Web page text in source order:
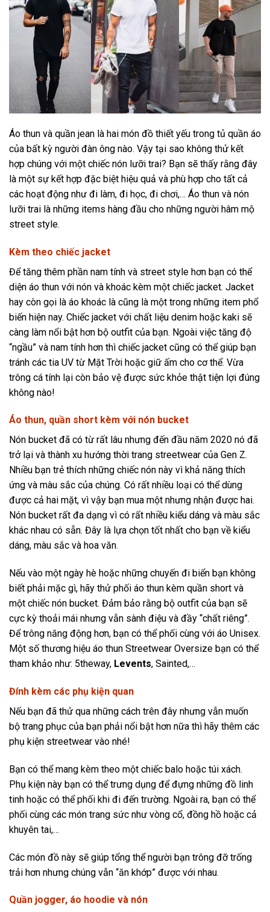
Áo thun và quần jean là hai món đồ thiết yếu trong tủ quần áo
của bất kỳ người đàn ông nào. Vậy tại sao không thử kết
hợp chúng với một chiếc nón lưỡi trai? Bạn sẽ thấy rằng đây
là một sự kết hợp đặc biệt hiệu quả và phù hợp cho tất cả
các hoạt động như đi làm, đi học, đi chơi,… Áo thun và nón
lưỡi trai là những items hàng đầu cho những người hâm mộ
street style.
Kèm theo chiếc jacket
Để tăng thêm phần nam tính và street style hơn bạn có thể
diện áo thun với nón và khoác kèm một chiếc jacket. Jacket
hay còn gọi là áo khoác là cũng là một trong những item phổ
biến hiện nay. Chiếc jacket với chất liệu denim hoặc kaki sẽ
càng làm nổi bật hơn bộ outfit của bạn. Ngoài việc tăng độ
“ngầu” và nam tính hơn thì chiếc jacket cũng có thể giúp bạn
tránh các tia UV từ Mặt Trời hoặc giữ ấm cho cơ thể. Vừa
trông cá tính lại còn bảo vệ được sức khỏe thật tiện lợi đúng
không nào!
Áo thun, quần short kèm với nón bucket
Nón bucket đã có từ rất lâu nhưng đến đầu năm 2020 nó đã
trở lại và thành xu hướng thời trang streetwear của Gen Z.
Nhiều bạn trẻ thích những chiếc nón này vì khả năng thích
ứng và màu sắc của chúng. Có rất nhiều loại có thể dùng
được cả hai mặt, vì vậy bạn mua một nhưng nhận được hai.
Nón bucket rất đa dạng vì có rất nhiều kiểu dáng và màu sắc
khác nhau có sẵn. Đây là lựa chọn tốt nhất cho bạn về kiểu
dáng, màu sắc và hoa văn.
Nếu vào một ngày hè hoặc những chuyến đi biển bạn không
biết phải mặc gì, hãy thử phối áo thun kèm quần short và
một chiếc nón bucket. Đảm bảo rằng bộ outfit của bạn sẽ
cực kỳ thoải mái nhưng vẫn sành điệu và đầy “chất riêng”.
Để trông năng động hơn, bạn có thể phối cùng với áo Unisex.
Một số thương hiệu áo thun Streetwear Oversize bạn có thể
tham khảo như: 5theway, Levents, Sainted,…
Đính kèm các phụ kiện quan
Nếu bạn đã thử qua những cách trên đây nhưng vẫn muốn
bộ trang phục của bạn phải nổi bật hơn nữa thì hãy thêm các
phụ kiện streetwear vào nhé!
Bạn có thể mang kèm theo một chiếc balo hoặc túi xách.
Phụ kiện này bạn có thể trưng dụng để đựng những đồ linh
tinh hoặc có thể phối khi đi đến trường. Ngoài ra, bạn có thể
phối cùng các món trang sức như vòng cổ, đồng hồ hoặc cả
khuyên tai,…
Các món đồ này sẽ giúp tổng thể người bạn trông đỡ trống
trải hơn nhưng chúng vẫn “ăn khớp” được với nhau.
Quần jogger, áo hoodie và nón